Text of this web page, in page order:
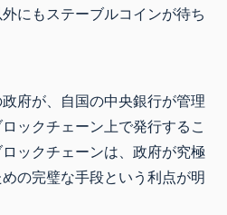
にもステーブルコインが待ち
府が、自国の中央銀行が管理
ックチェーン上で発行するこ
ックチェーンは、政府が究極
の完璧な手段という利点が明